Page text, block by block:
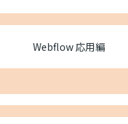
Webflow 応用編